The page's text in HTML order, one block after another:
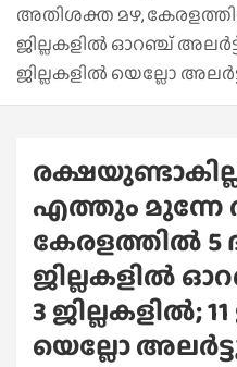
അതിശക്ത മഴ,
ജില്ലകളിൽ ഓറഞ്ച് അലർട്ട്,
ജില്ലകളിൽ യെല്ലോ
എത്തും മുന്നേ
കേരളത്തിൽ 5
ജില്ലകളിൽ
3 ജില്ലകളിൽ;
യെല്ലോ